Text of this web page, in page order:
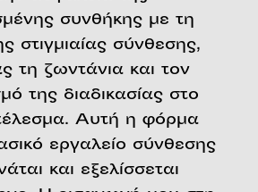
συνθήκης με τη
στιγμιαίας σύνθεσης,
τη ζωντάνια και τον
της διαδικασίας στο
Αυτή η φόρμα
εργαλείο σύνθεσης
και εξελίσσεται